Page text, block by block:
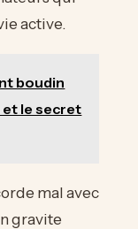
active.
boudin
et le secret
mal avec
gravite